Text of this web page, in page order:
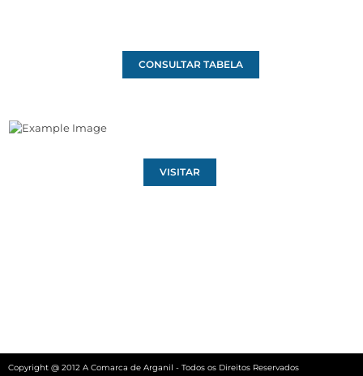
CONSULTAR TABELA
VISITAR
Copyright @ 2012 A Comarca de Arganil - Todos os Direitos Reservados